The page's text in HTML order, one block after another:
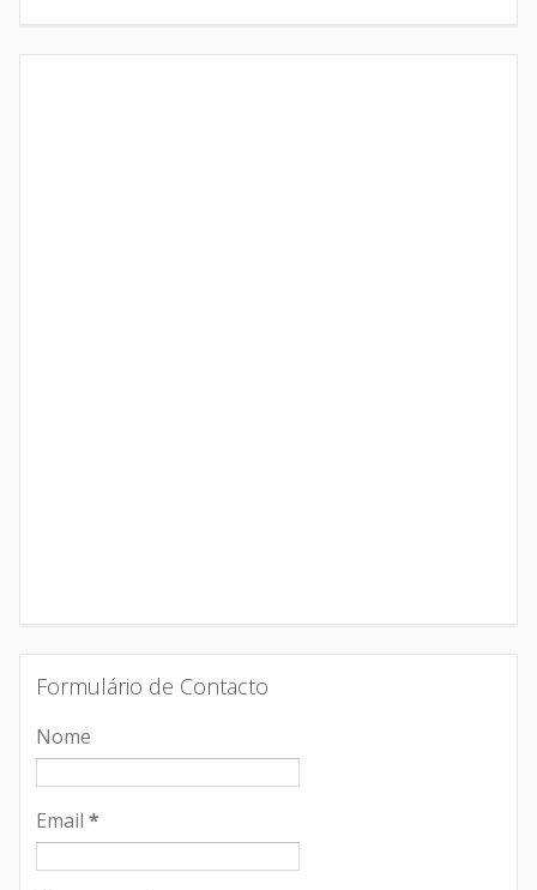
Formulário de Contacto
Nome
Email *